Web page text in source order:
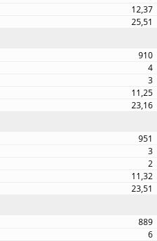
12,37
25,51
910
4
3
11,25
23,16
951
3
2
11,32
23,51
889
6